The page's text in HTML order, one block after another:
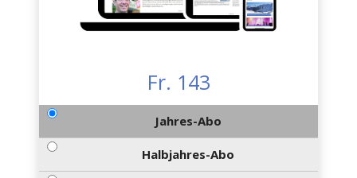
Fr. 143
Jahres-Abo
Halbjahres-Abo